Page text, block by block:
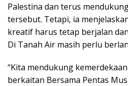
Palestina dan terus
tersebut. Tetapi, ia
kreatif harus tetap berjalan
Di Tanah Air masih perlu
“Kita mendukung
berkaitan Bersama Pentas